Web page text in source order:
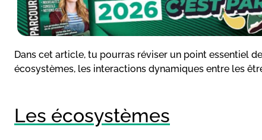
Dans cet article, tu pourras réviser un point essentiel
écosystèmes, les interactions dynamiques entre les
Les écosystèmes